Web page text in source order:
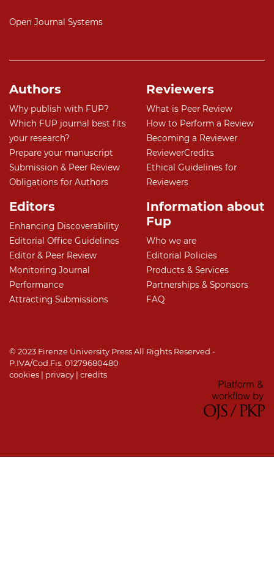
Open Journal Systems
Authors
Why publish with FUP?
Which FUP journal best fits
your research?
Prepare your manuscript
Submission & Peer Review
Obligations for Authors
Reviewers
What is Peer Review
How to Perform a Review
Becoming a Reviewer
ReviewerCredits
Ethical Guidelines for
Reviewers
Editors
Enhancing Discoverability
Editorial Office Guidelines
Editor & Peer Review
Monitoring Journal
Performance
Attracting Submissions
Information about
Fup
Who we are
Editorial Policies
Products & Services
Partnerships & Sponsors
FAQ
© 2023 Firenze University Press All Rights Reserved -
P.IVA/Cod.Fis. 01279680480
cookies | privacy | credits